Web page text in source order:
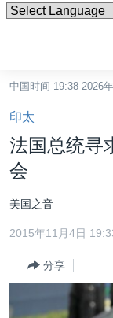
碍
链
接
跳
转
内
容
到
导
中国
最新国际新闻
分类新闻
经济·金融·贸易
中国时间 19:38 2026
印太
法国总统寻
会
美国之音
2015年11月4日
分享